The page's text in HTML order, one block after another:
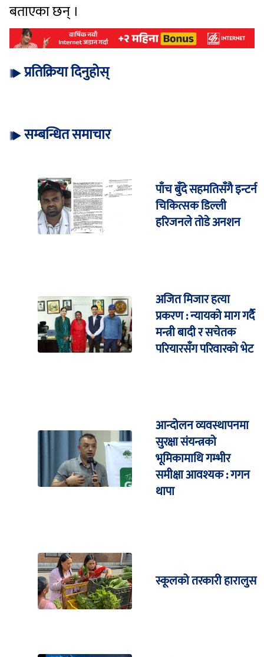
बताएका छन् ।
प्रतिक्रिया दिनुहोस्
सम्बन्धित समाचार
पाँच बुँदे सहमतिसँगै इन्टर्न
चिकित्सक डिल्ली
हरिजनले तोडे अनशन
अजित मिजार हत्या
प्रकरण : न्यायको माग गर्दै
मन्त्री बादी र सचेतक
परियारसँग परिवारको भेट
आन्दोलन व्यवस्थापनमा
सुरक्षा संयन्त्रको
भूमिकामाथि गम्भीर
समीक्षा आवश्यक : गगन
थापा
स्कूलको तरकारी हारालुस